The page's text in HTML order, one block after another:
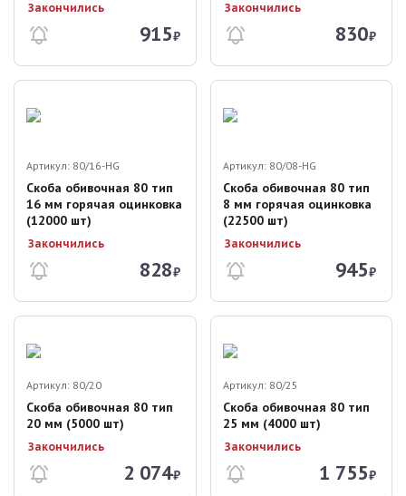
Закончились
915₽
Закончились
830₽
Артикул: 80/16-HG
Скоба обивочная 80 тип
16 мм горячая оцинковка
(12000 шт)
Закончились
828₽
Артикул: 80/08-HG
Скоба обивочная 80 тип
8 мм горячая оцинковка
(22500 шт)
Закончились
945₽
Артикул: 80/20
Скоба обивочная 80 тип
20 мм (5000 шт)
Закончились
2 074₽
Артикул: 80/25
Скоба обивочная 80 тип
25 мм (4000 шт)
Закончились
1 755₽